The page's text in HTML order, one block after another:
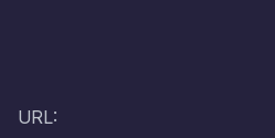
URL: